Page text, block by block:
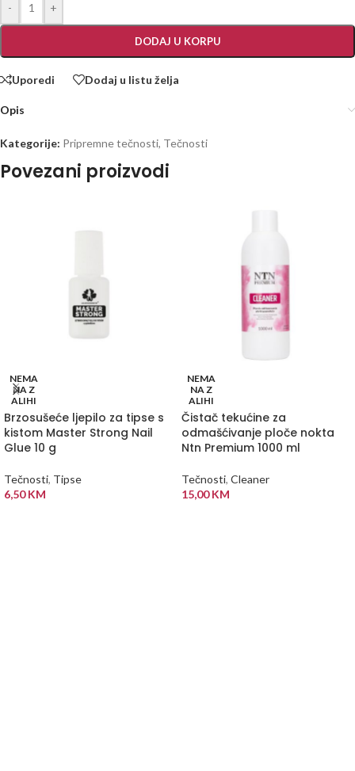
- +
DODAJ U KORPU
Uporedi Dodaj u listu želja
Opis
Kategorije: Pripremne tečnosti, Tečnosti
Povezani proizvodi
NEMA
NA Z
ALIHI
Brzosušeće ljepilo za tipse s
kistom Master Strong Nail
Glue 10 g
Tečnosti, Tipse
6,50KM
NEMA
NA Z
ALIHI
Čistač tekućine za
odmašćivanje ploče nokta
Ntn Premium 1000 ml
Tečnosti, Cleaner
15,00KM